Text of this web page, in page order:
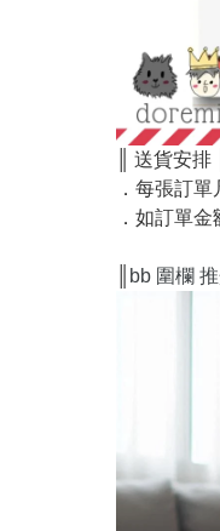
║ 送貨安排 ║
．每張訂
．如訂單
bb 圍欄